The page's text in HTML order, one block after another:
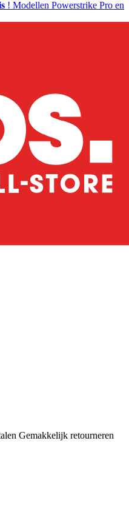
! Modellen Powerstrike Pro en
Gemakkelijk retourneren